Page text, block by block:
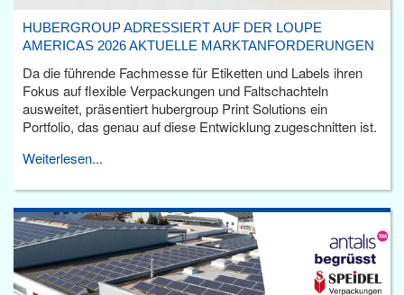
HUBERGROUP ADRESSIERT AUF DER LOUPE
AMERICAS 2026 AKTUELLE MARKTANFORDERUNGEN
Da die führende Fachmesse für Etiketten und Labels ihren
Fokus auf flexible Verpackungen und Faltschachteln
ausweitet, präsentiert hubergroup Print Solutions ein
Portfolio, das genau auf diese Entwicklung zugeschnitten ist.
Weiterlesen...